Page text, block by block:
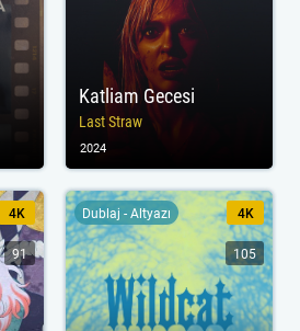
Katliam Gecesi
Last Straw
2024
4K
91
Dublaj - Altyazı 4K
105